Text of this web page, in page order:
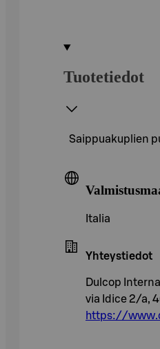
Tuotetiedot
Saippuakuplien
Italia
Yhteystiedot
Dulcop
via Idice 2/a,
https://